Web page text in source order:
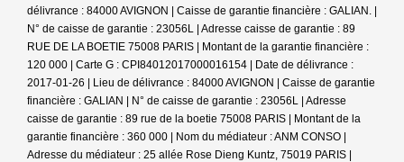
délivrance : 84000 AVIGNON | Caisse de garantie financière : GALIAN. |
N° de caisse de garantie : 23056L | Adresse caisse de garantie : 89
RUE DE LA BOETIE 75008 PARIS | Montant de la garantie financière :
120 000 | Carte G : CPI84012017000016154 | Date de délivrance :
2017-01-26 | Lieu de délivrance : 84000 AVIGNON | Caisse de garantie
financière : GALIAN | N° de caisse de garantie : 23056L | Adresse
caisse de garantie : 89 rue de la boetie 75008 PARIS | Montant de la
garantie financière : 360 000 | Nom du médiateur : ANM CONSO |
Adresse du médiateur : 25 allée Rose Dieng Kuntz, 75019 PARIS |